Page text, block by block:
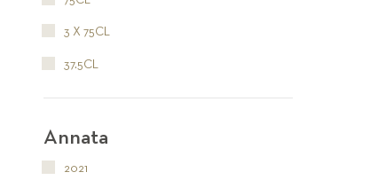
3 X 75CL
37.5CL
Annata
2021